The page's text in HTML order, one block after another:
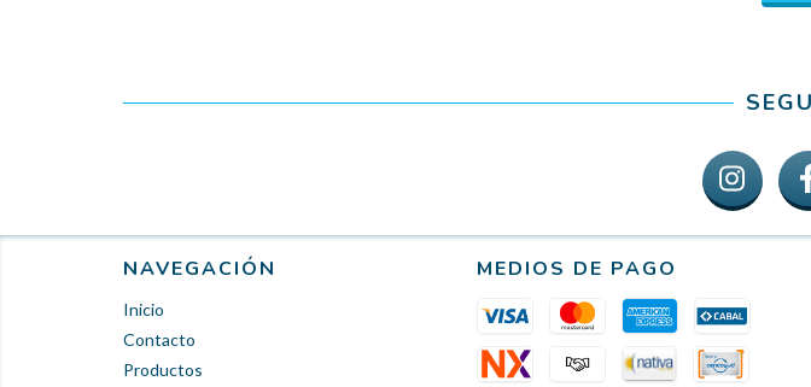
NAVEGACIÓN
Inicio
Contacto
Productos
MEDIOS DE PAGO